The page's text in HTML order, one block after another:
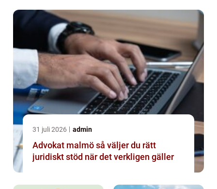
31 juli 2026 admin
Advokat malmö så väljer du rätt
juridiskt stöd när det verkligen gäller